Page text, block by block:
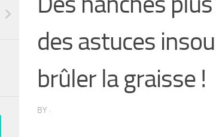
des astuces
brûler la graisse !
BY ·